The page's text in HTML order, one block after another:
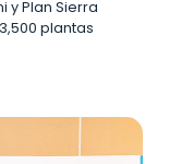
y Plan Sierra
plantas